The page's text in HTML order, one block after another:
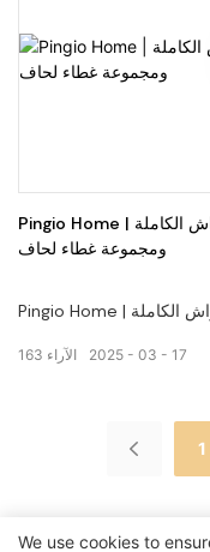
Pingio Home | خبراء التخصيص في مجموعة الفراش الكاملة
ومجموعة غطاء لحاف
Pingio Home | خبراء التخصيص في مجموعة الفراش الكاملة
2025 03 17
163 الآراء
1
We use cookies to